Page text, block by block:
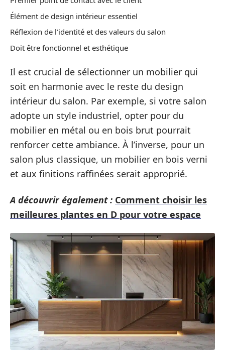
Élément de design intérieur essentiel
Réflexion de l’identité et des valeurs du salon
Doit être fonctionnel et esthétique
Il est crucial de sélectionner un mobilier qui
soit en harmonie avec le reste du design
intérieur du salon. Par exemple, si votre salon
adopte un style industriel, opter pour du
mobilier en métal ou en bois brut pourrait
renforcer cette ambiance. À l’inverse, pour un
salon plus classique, un mobilier en bois verni
et aux finitions raffinées serait approprié.
A découvrir également : Comment choisir les
meilleures plantes en D pour votre espace